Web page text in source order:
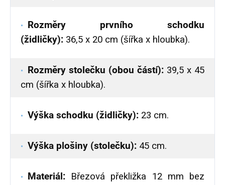
Rozměry prvního schodku
(židličky): 36,5 x 20 cm (šířka x hloubka).
Rozměry stolečku (obou částí): 39,5 x 45
cm (šířka x hloubka).
Výška schodku (židličky): 23 cm.
Výška plošiny (stolečku): 45 cm.
Materiál: Březová překližka 12 mm bez